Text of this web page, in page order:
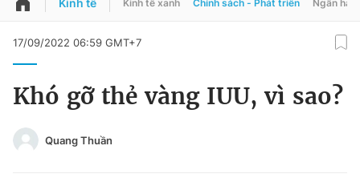
QUẢNG CÁO
Chuyên mục
Đổi mật khẩu
Kinh tế Kinh tế xanh Chính sách - Phát triển Ngân
17/09/2022 06:59 GMT+7
Khó gỡ thẻ vàng IUU, vì sao?
Quang Thuần